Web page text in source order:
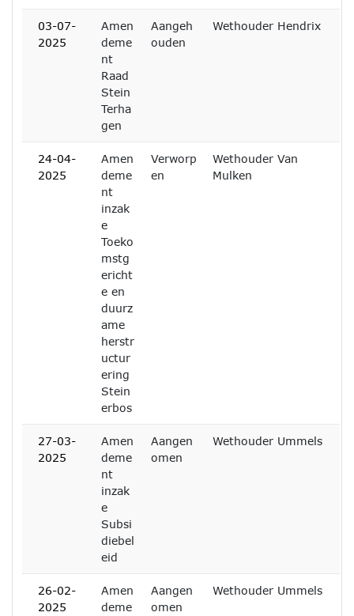
03-07-
2025
Amen
deme
nt
Raad
Stein
Terha
gen
Aangeh
ouden
Wethouder Hendrix
24-04-
2025
Amen
deme
nt
inzak
e
Toeko
mstg
ericht
e en
duurz
ame
herstr
uctur
ering
Stein
erbos
Verworp
en
Wethouder Van
Mulken
27-03-
2025
Amen
deme
nt
inzak
e
Subsi
diebel
eid
Aangen
omen
Wethouder Ummels
26-02-
2025
Amen
deme
Aangen
omen
Wethouder Ummels